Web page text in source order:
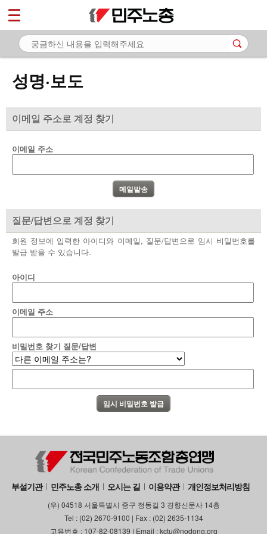
성명·보도
이메일 주소로 계정 찾기
이메일 주소
질문/답변으로 계정 찾기
회원 정보에 입력한 아이디와 이메일, 질문/답변으로 임시 비밀번호를
발급 받을 수 있습니다.
아이디
이메일 주소
비밀번호 찾기 질문/답변
부설기관 민주노총 소개 오시는 길 이용약관 개인정보처리방침
(우) 04518 서울특별시 중구 정동길 3 경향신문사 14층
Tel : (02) 2670-9100 | Fax : (02) 2635-1134
고유번호 : 107-82-08139 | Email : kctu@nodong.org
마이페이지
소개
- 공지사항
- 성명·보도
부설기관
업무